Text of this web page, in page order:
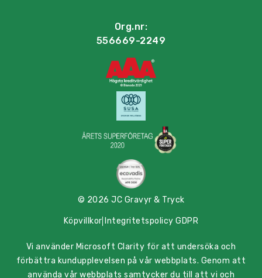
Org.nr:
556669-2249
© 2026 JC Gravyr & Tryck
Köpvillkor Integritetspolicy GDPR
Vi använder Microsoft Clarity för att undersöka och
förbättra kundupplevelsen på vår webbplats. Genom att
använda vår webbplats samtycker du till att vi och